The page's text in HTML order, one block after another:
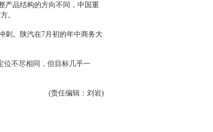
产品结构的方向不同，中国重
。
。陕汽在7月初的年中商务大
位不尽相同，但目标几乎一
(责任编辑：刘岩)